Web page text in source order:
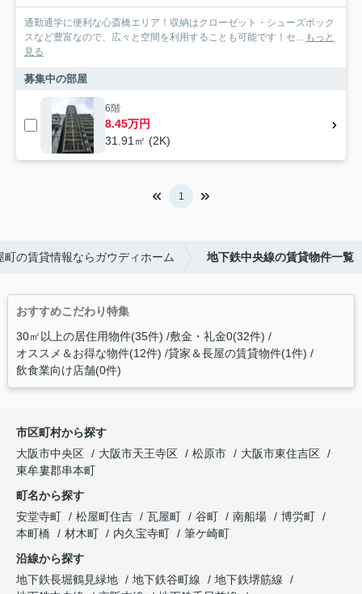
通勤通学に便利な心斎橋エリア！収納はクローゼット・シューズボック
スなど豊富なので、広々と空間を利用することも可能です！セ... もっと
見る
募集中の部屋
6階
8.45万円
31.91㎡ (2K)
1
町の賃貸情報ならガウディホーム 地下鉄中央線の賃貸物件一覧
おすすめこだわり特集
30㎡以上の居住用物件(35件) 敷金・礼金0(32件)
オススメ＆お得な物件(12件) 貸家＆長屋の賃貸物件(1件)
飲食業向け店舗(0件)
市区町村から探す
大阪市中央区
大阪市天王寺区 松原市
大阪市東住吉区
東牟婁郡串本町
町名から探す
安堂寺町
松屋町住吉 瓦屋町 谷町 南船場
博労町
本町橋
材木町 内久宝寺町
筆ケ崎町
沿線から探す
地下鉄長堀鶴見緑地
地下鉄谷町線
地下鉄堺筋線